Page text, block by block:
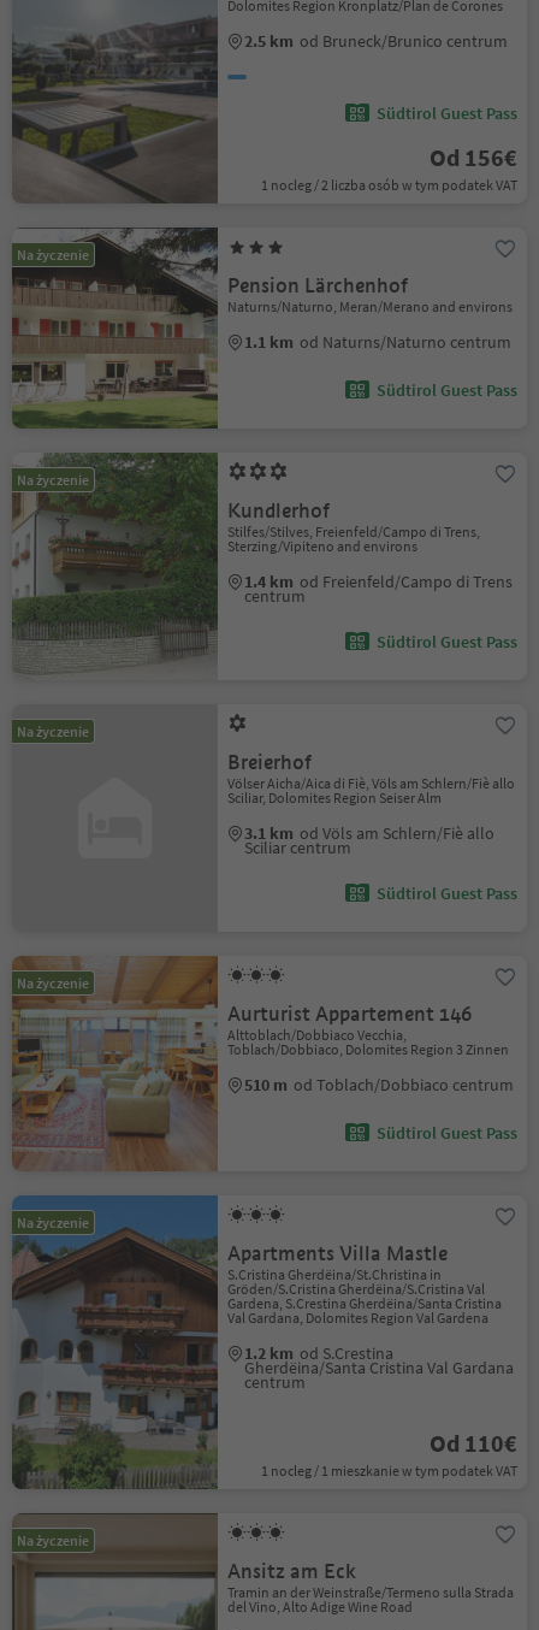
Dolomites Region Kronplatz/Plan de Corones
2.5 km od Bruneck/Brunico centrum
Südtirol Guest Pass
Od 156€
1 nocleg / 2 liczba osób w tym podatek VAT
Na życzenie
Pension Lärchenhof
Naturns/Naturno, Meran/Merano and environs
1.1 km od Naturns/Naturno centrum
Südtirol Guest Pass
Na życzenie
Kundlerhof
Stilfes/Stilves, Freienfeld/Campo di Trens,
Sterzing/Vipiteno and environs
1.4 km od Freienfeld/Campo di Trens
centrum
Südtirol Guest Pass
Na życzenie
Breierhof
Völser Aicha/Aica di Fiè, Völs am Schlern/Fiè allo
Sciliar, Dolomites Region Seiser Alm
3.1 km od Völs am Schlern/Fiè allo
Sciliar centrum
Südtirol Guest Pass
Na życzenie
Aurturist Appartement 146
Alttoblach/Dobbiaco Vecchia,
Toblach/Dobbiaco, Dolomites Region 3 Zinnen
510 m od Toblach/Dobbiaco centrum
Südtirol Guest Pass
Na życzenie
Apartments Villa Mastle
S.Cristina Gherdëina/St.Christina in
Gröden/S.Cristina Gherdëina/S.Cristina Val
Gardena, S.Crestina Gherdëina/Santa Cristina
Val Gardana, Dolomites Region Val Gardena
1.2 km od S.Crestina
Gherdëina/Santa Cristina Val Gardana
centrum
Od 110€
1 nocleg / 1 mieszkanie w tym podatek VAT
Na życzenie
Ansitz am Eck
Tramin an der Weinstraße/Termeno sulla Strada
del Vino, Alto Adige Wine Road